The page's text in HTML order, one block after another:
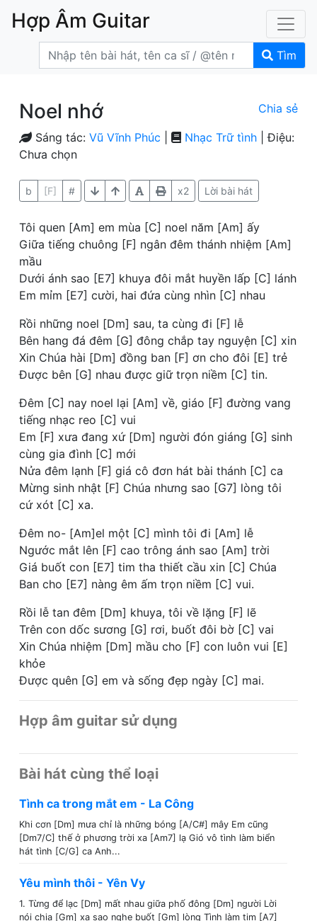
Hợp Âm Guitar
Tìm
Noel nhớ Chia sẻ
Sáng tác: Vũ Vĩnh Phúc Nhạc Trữ tình | Điệu:
Chưa chọn
b [F] # x2 Lời bài hát
Tôi quen [Am] em mùa [C] noel năm [Am] ấy
Giữa tiếng chuông [F] ngân đêm thánh nhiệm [Am]
mầu
Dưới ánh sao [E7] khuya đôi mắt huyền lấp [C] lánh
Em mỉm [E7] cười, hai đứa cùng nhìn [C] nhau
Rồi những noel [Dm] sau, ta cùng đi [F] lễ
Bên hang đá đêm [G] đông chắp tay nguyện [C] xin
Xin Chúa hài [Dm] đồng ban [F] ơn cho đôi [E] trẻ
Được bên [G] nhau được giữ trọn niềm [C] tin.
Đêm [C] nay noel lại [Am] về, giáo [F] đường vang
tiếng nhạc reo [C] vui
Em [F] xưa đang xứ [Dm] người đón giáng [G] sinh
cùng gia đình [C] mới
Nửa đêm lạnh [F] giá cô đơn hát bài thánh [C] ca
Mừng sinh nhật [F] Chúa nhưng sao [G7] lòng tôi
cứ xót [C] xa.
Đêm no- [Am]el một [C] mình tôi đi [Am] lễ
Ngước mắt lên [F] cao trông ánh sao [Am] trời
Giá buốt con [E7] tim tha thiết cầu xin [C] Chúa
Ban cho [E7] nàng êm ấm trọn niềm [C] vui.
Rồi lễ tan đêm [Dm] khuya, tôi về lặng [F] lẽ
Trên con dốc sương [G] rơi, buốt đôi bờ [C] vai
Xin Chúa nhiệm [Dm] mầu cho [F] con luôn vui [E]
khỏe
Được quên [G] em và sống đẹp ngày [C] mai.
Hợp âm guitar sử dụng
Bài hát cùng thể loại
Tình ca trong mắt em - La Công
Khi cơn [Dm] mưa chỉ là những bóng [A/C#] mây Em cũng
[Dm7/C] thế ở phương trời xa [Am7] lạ Gió vô tình làm biển
hát tình [C/G] ca Anh...
Yêu mình thôi - Yên Vy
1. Từng để lạc [Dm] mất nhau giữa phố đông [Dm] người Lời
nói chia [Gm] xa sao nghe buốt [Gm] lòng Tình làm tim [A7]